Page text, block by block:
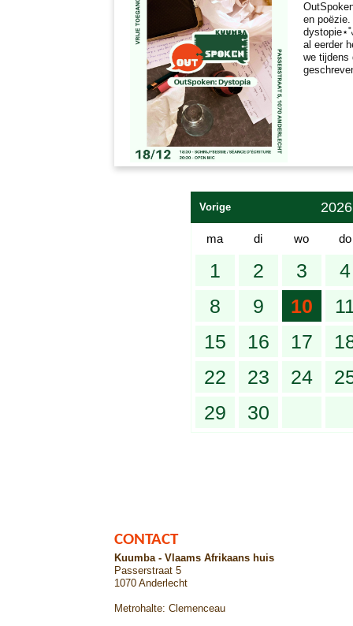
en
al eerder
we tijdens
Vorige
ma di wo do
1 2 3
4
8
9 10
15
16 17
22
23 24
29
30
CONTACT
Kuumba - Vlaams Afrikaans huis
Passerstraat 5
1070 Anderlecht
Metrohalte: Clemenceau